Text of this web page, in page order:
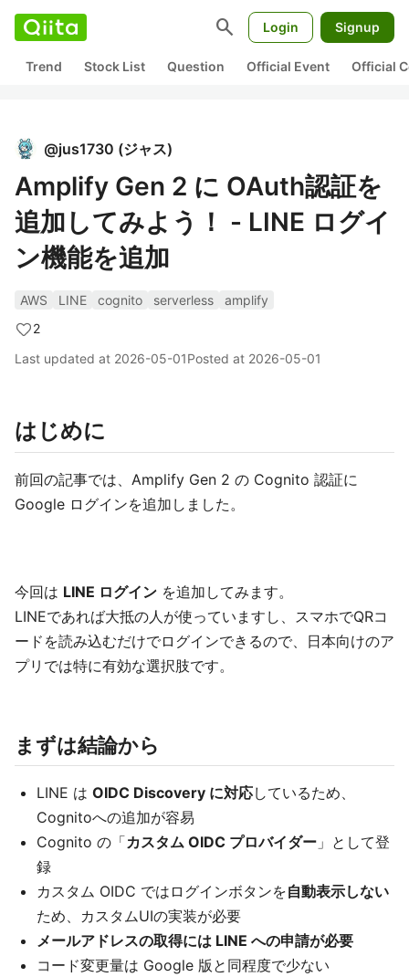
search Login Signup
Trend Stock List Question Official Event Official
@jus1730 (ジャス)
Amplify Gen 2 に OAuth認証を
追加してみよう！ - LINE ログイ
ン機能を追加
AWS LINE cognito serverless
amplify
2
Last updated at 2026-05-01Posted at 2026-05-01
はじめに
前回の記事では、Amplify Gen 2 の Cognito 認証に
Google ログインを追加しました。
今回は LINE ログイン を追加してみます。
LINEであれば大抵の人が使っていますし、スマホでQRコ
ードを読み込むだけでログインできるので、日本向けのア
プリでは特に有効な選択肢です。
まずは結論から
LINE は OIDC Discovery に対応しているため、
Cognitoへの追加が容易
Cognito の「カスタム OIDC プロバイダー 」として登
録
カスタム OIDC ではログインボタンを自動表示しない
ため、カスタムUIの実装が必要
メールアドレスの取得には LINE への申請が必要
コード変更量は Google 版と同程度で少ない